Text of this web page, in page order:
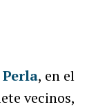
, en el
vecinos,